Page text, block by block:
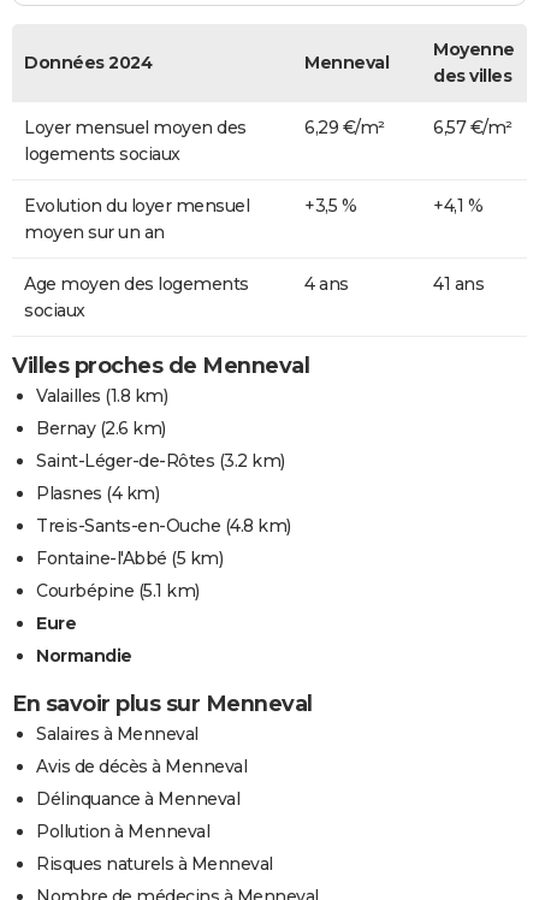
Données 2024 Menneval
Moyenne
des villes
Loyer mensuel moyen des
logements sociaux
6,29 €/m² 6,57 €/m²
Evolution du loyer mensuel
moyen sur un an
+3,5 % +4,1 %
Age moyen des logements
sociaux
4 ans 41 ans
Villes proches de Menneval
Valailles (1.8 km)
Bernay(2.6 km)
Saint-Léger-de-Rôtes (3.2 km)
Plasnes (4 km)
Treis-Sants-en-Ouche (4.8 km)
Fontaine-l'Abbé (5 km)
Courbépine (5.1 km)
Eure
Normandie
En savoir plus sur Menneval
Salaires à Menneval
Avis de décès à Menneval
Délinquance à Menneval
Pollution à Menneval
Risques naturels à Menneval